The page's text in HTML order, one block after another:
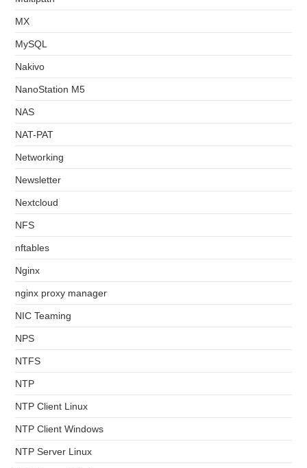
MX
MySQL
Nakivo
NanoStation M5
NAS
NAT-PAT
Networking
Newsletter
Nextcloud
NFS
nftables
Nginx
nginx proxy manager
NIC Teaming
NPS
NTFS
NTP
NTP Client Linux
NTP Client Windows
NTP Server Linux